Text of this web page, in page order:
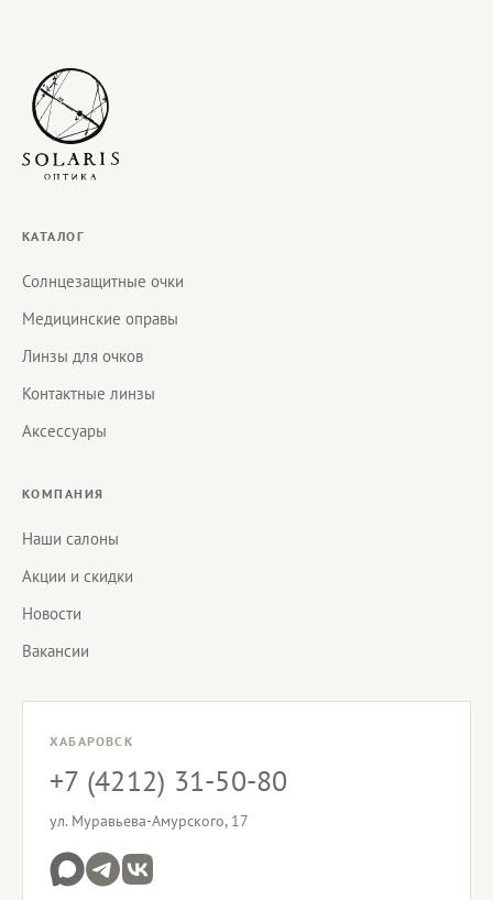
КАТАЛОГ
Солнцезащитные очки
Медицинские оправы
Линзы для очков
Контактные линзы
Аксессуары
КОМПАНИЯ
Наши салоны
Акции и скидки
Новости
Вакансии
ХАБАРОВСК
+7 (4212) 31-50-80
ул. Муравьева-Амурского, 17